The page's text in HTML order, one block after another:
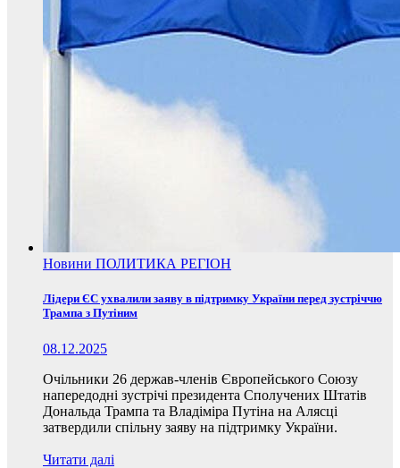
Новини ПОЛИТИКА РЕГІОН
Лідери ЄС ухвалили заяву в підтримку України перед зустріччю
Трампа з Путіним
08.12.2025
Очільники 26 держав-членів Європейського Союзу
напередодні зустрічі президента Сполучених Штатів
Дональда Трампа та Владіміра Путіна на Алясці
затвердили спільну заяву на підтримку України.
Читати далі